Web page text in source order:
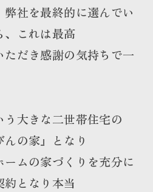
社を最終的に選んでい
、これは最高
ただき感謝の気持ちで一
大きな二世帯住宅の
んの家』となり
ームの家づくりを充分に
約となり本当